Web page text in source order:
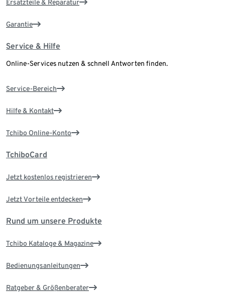
Ersatzteile & Reparatur
Garantie
Service & Hilfe
Online-Services nutzen & schnell Antworten finden.
Service-Bereich
Hilfe & Kontakt
Tchibo Online-Konto
TchiboCard
Jetzt kostenlos registrieren
Jetzt Vorteile entdecken
Rund um unsere Produkte
Tchibo Kataloge & Magazine
Bedienungsanleitungen
Ratgeber & Größenberater